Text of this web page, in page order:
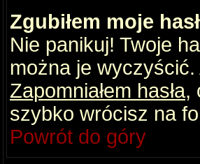
Zgubiłem moje
Nie panikuj! Twoje
można je
Zapomniałem hasła,
szybko wrócisz na
Powrót do góry